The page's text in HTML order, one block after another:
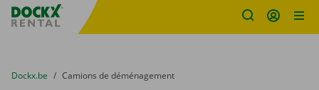
sitename
You are here:
du
Dockx.be to
Camions de déménagement